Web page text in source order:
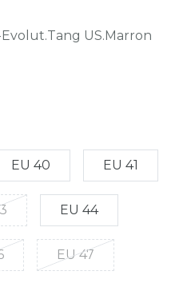
US.Marron
EU 40 EU 41
EU 44
EU 47